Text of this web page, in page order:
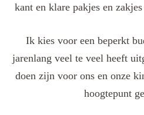
kant en klare pakjes en
Ik kies voor een beperkt
jarenlang veel te veel heeft
doen zijn voor ons en onze
hoogtepunt